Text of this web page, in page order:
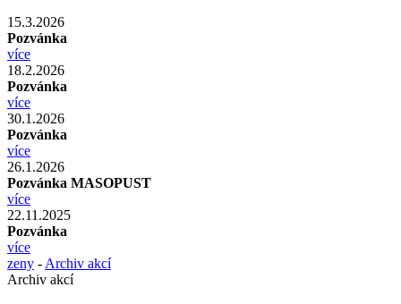
15.3.2026
Pozvánka
více
18.2.2026
Pozvánka
více
30.1.2026
Pozvánka
více
26.1.2026
Pozvánka MASOPUST
více
22.11.2025
Pozvánka
více
zeny - Archiv akcí
Archiv akcí